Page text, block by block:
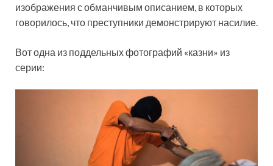
изображения с обманчивым описанием, в которых
говорилось, что преступники демонстрируют насилие.
Вот одна из поддельных фотографий «казни» из
серии: